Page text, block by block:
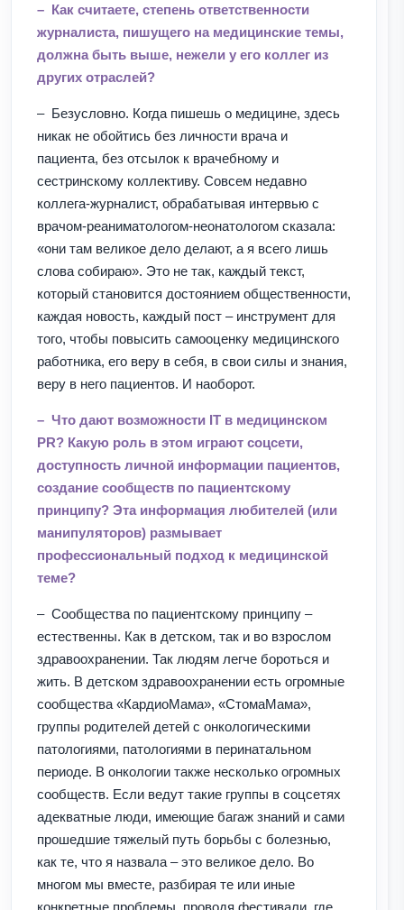
– Как считаете, степень ответственности
журналиста, пишущего на медицинские темы,
должна быть выше, нежели у его коллег из
других отраслей?
– Безусловно. Когда пишешь о медицине, здесь
никак не обойтись без личности врача и
пациента, без отсылок к врачебному и
сестринскому коллективу. Совсем недавно
коллега-журналист, обрабатывая интервью с
врачом-реаниматологом-неонатологом сказала:
«они там великое дело делают, а я всего лишь
слова собираю». Это не так, каждый текст,
который становится достоянием общественности,
каждая новость, каждый пост – инструмент для
того, чтобы повысить самооценку медицинского
работника, его веру в себя, в свои силы и знания,
веру в него пациентов. И наоборот.
– Что дают возможности IT в медицинском
PR? Какую роль в этом играют соцсети,
доступность личной информации пациентов,
создание сообществ по пациентскому
принципу? Эта информация любителей (или
манипуляторов) размывает
профессиональный подход к медицинской
теме?
– Сообщества по пациентскому принципу –
естественны. Как в детском, так и во взрослом
здравоохранении. Так людям легче бороться и
жить. В детском здравоохранении есть огромные
сообщества «КардиоМама», «СтомаМама»,
группы родителей детей с онкологическими
патологиями, патологиями в перинатальном
периоде. В онкологии также несколько огромных
сообществ. Если ведут такие группы в соцсетях
адекватные люди, имеющие багаж знаний и сами
прошедшие тяжелый путь борьбы с болезнью,
как те, что я назвала – это великое дело. Во
многом мы вместе, разбирая те или иные
конкретные проблемы, проводя фестивали, где